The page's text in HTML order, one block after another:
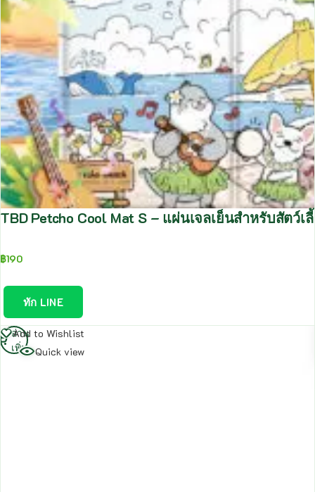
TBD Petcho Cool Mat S – แผ่นเจลเย็นสำหรับสัตว์
฿190
ทัก LINE
Add to Wishlist
Quick view
อ่าน
เพิ่ม